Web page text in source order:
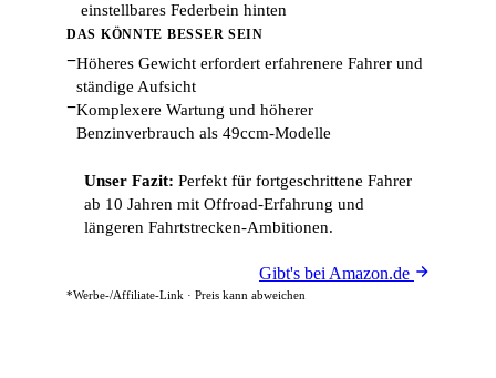
einstellbares Federbein hinten
DAS KÖNNTE BESSER SEIN
−Höheres Gewicht erfordert erfahrenere Fahrer und
ständige Aufsicht
−Komplexere Wartung und höherer
Benzinverbrauch als 49ccm-Modelle
Unser Fazit: Perfekt für fortgeschrittene Fahrer
ab 10 Jahren mit Offroad-Erfahrung und
längeren Fahrtstrecken-Ambitionen.
Gibt's bei Amazon.de
*Werbe-/Affiliate-Link · Preis kann abweichen